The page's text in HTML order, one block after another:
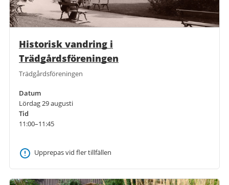
Historisk vandring i
Trädgårdsföreningen
Trädgårdsföreningen
Datum
Lördag 29 augusti
Tid
11:00–11:45
Upprepas vid fler tillfällen